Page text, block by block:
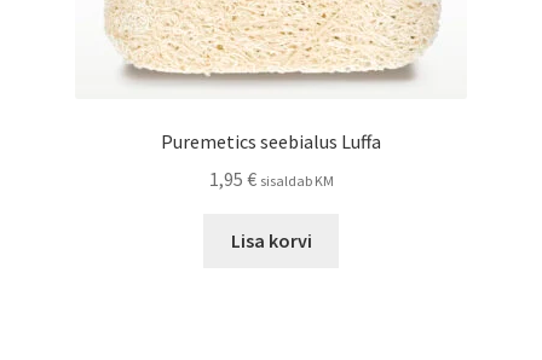
Puremetics seebialus Luffa
1,95 € sisaldab KM
Lisa korvi